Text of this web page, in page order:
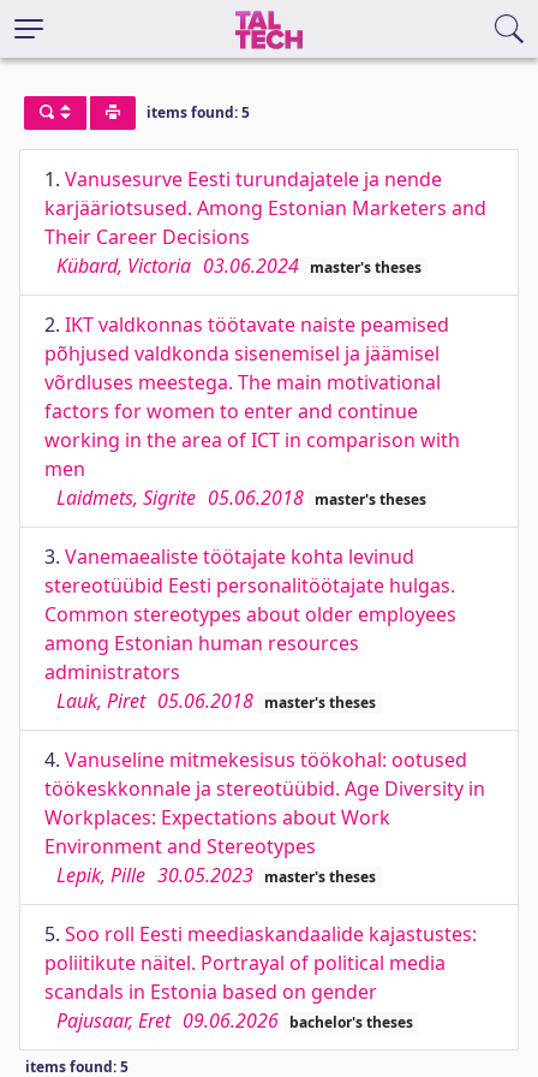
items found: 5
1. Vanusesurve Eesti turundajatele ja nende
karjääriotsused. Among Estonian Marketers and
Their Career Decisions
Kübard, Victoria 03.06.2024 master's theses
2. IKT valdkonnas töötavate naiste peamised
põhjused valdkonda sisenemisel ja jäämisel
võrdluses meestega. The main motivational
factors for women to enter and continue
working in the area of ICT in comparison with
men
Laidmets, Sigrite 05.06.2018 master's theses
3. Vanemaealiste töötajate kohta levinud
stereotüübid Eesti personalitöötajate hulgas.
Common stereotypes about older employees
among Estonian human resources
administrators
Lauk, Piret 05.06.2018 master's theses
4. Vanuseline mitmekesisus töökohal: ootused
töökeskkonnale ja stereotüübid. Age Diversity in
Workplaces: Expectations about Work
Environment and Stereotypes
Lepik, Pille 30.05.2023 master's theses
5. Soo roll Eesti meediaskandaalide kajastustes:
poliitikute näitel. Portrayal of political media
scandals in Estonia based on gender
Pajusaar, Eret 09.06.2026 bachelor's theses
items found: 5